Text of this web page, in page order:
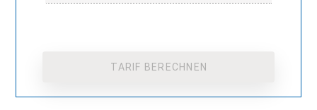
TARIF BERECHNEN